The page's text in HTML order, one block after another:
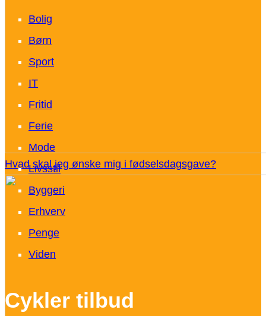
Hvad skal jeg ønske mig i fødselsdagsgave?
Bolig
Børn
Sport
IT
Fritid
Ferie
Mode
Livsstil
Byggeri
Erhverv
Penge
Viden
Cykler tilbud